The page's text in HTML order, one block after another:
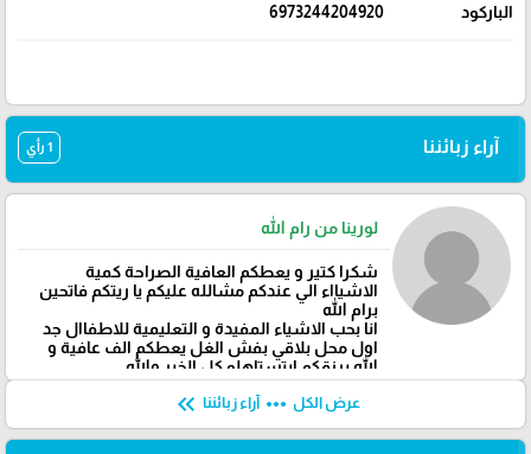
الباركود 6973244204920
آراء زبائننا 1 رأي
لورينا من رام الله
شكرا كتير و يعطكم العافية الصراحة كمية
الاشيااء الي عندكم مشالله عليكم يا ريتكم فاتحين
برام الله
انا بحب الاشياء المفيدة و التعليمية للاطفاال جد
اول محل بلاقي بفش الغل يعطكم الف عافية و
الله يرزقكم ابتستاهلو كل الخير والله
عرض الكل more_horiz آراء زبائننا keyboard_double_arrow_left